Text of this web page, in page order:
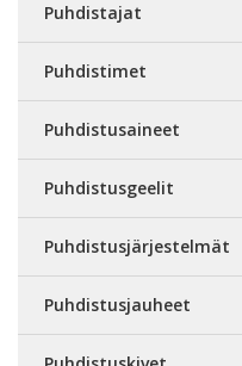
Puhdistajat
Puhdistimet
Puhdistusaineet
Puhdistusgeelit
Puhdistusjärjestelmät
Puhdistusjauheet